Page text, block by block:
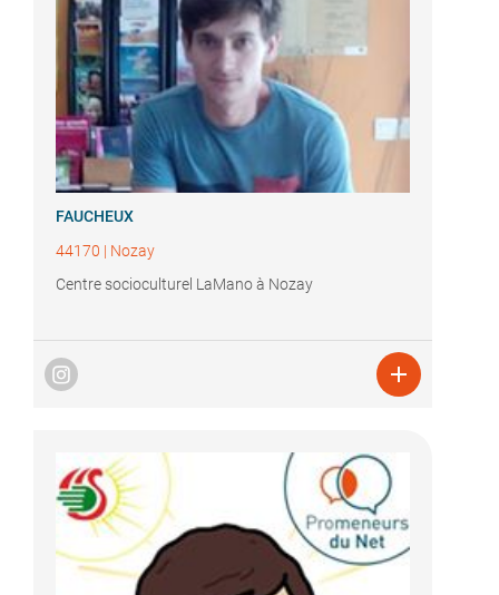
FAUCHEUX
44170 | Nozay
Centre socioculturel LaMano à Nozay
